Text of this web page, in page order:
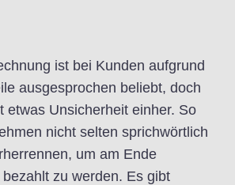
ist bei Kunden aufgrund
ausgesprochen beliebt, doch
etwas Unsicherheit einher. So
nicht selten sprichwörtlich
um am Ende
zu werden. Es gibt